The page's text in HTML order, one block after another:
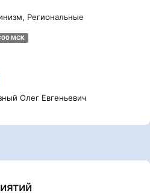
Региональные
МСК
Олег Евгеньевич